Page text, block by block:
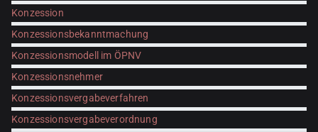
Konzession
Konzessionsbekanntmachung
Konzessionsmodell im ÖPNV
Konzessionsnehmer
Konzessionsvergabeverfahren
Konzessionsvergabeverordnung